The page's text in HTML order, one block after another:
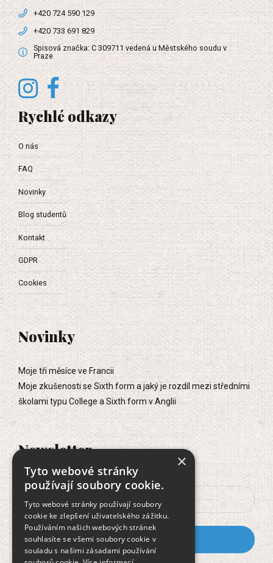
+420 724 590 129
+420 733 691 829
Spisová značka: C 309711 vedená u Městského soudu v
Praze
Rychlé odkazy
O nás
FAQ
Novinky
Blog studentů
Kontakt
GDPR
Cookies
Novinky
Moje tři měsíce ve Francii
Moje zkušenosti se Sixth form a jaký je rozdíl mezi středními
školami typu College a Sixth form v Anglii
Newsletter
×
Tyto webové stránky
používají soubory cookie.
Tyto webové stránky používají soubory
cookie ke zlepšení uživatelského zážitku.
Používáním našich webových stránek
souhlasíte se všemi soubory cookie v
souladu s našimi zásadami používání